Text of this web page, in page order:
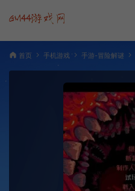
首页 手机游戏 手游-冒险解谜